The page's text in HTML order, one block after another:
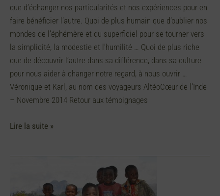
que d’échanger nos particularités et nos expériences pour en
faire bénéficier l’autre. Quoi de plus humain que d’oublier nos
mondes de l’éphémère et du superficiel pour se tourner vers
la simplicité, la modestie et l’humilité … Quoi de plus riche
que de découvrir l’autre dans sa différence, dans sa culture
pour nous aider à changer notre regard, à nous ouvrir …
Véronique et Karl, au nom des voyageurs AltéoCœur de l’Inde
– Novembre 2014 Retour aux témoignages
Lire la suite »
enthousiaste